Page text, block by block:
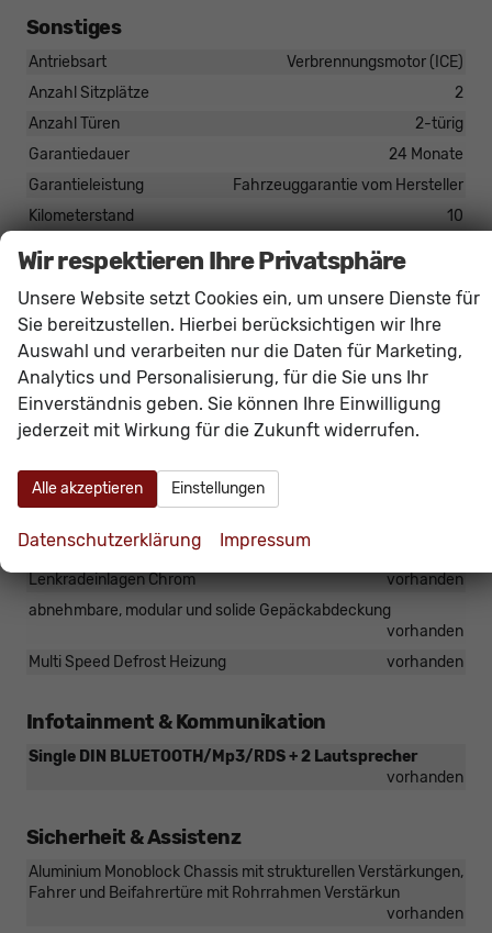
Sonstiges
Antriebsart
Verbrennungsmotor (ICE)
Anzahl Sitzplätze
2
Anzahl Türen
2-türig
Garantiedauer
24 Monate
Garantieleistung
Fahrzeuggarantie vom Hersteller
Kilometerstand
10
Kraftstoff: emissionsärmster
Kraftstoff: unterstützte
Rußpartikelfilter / SCR
vorhanden
Serienausstattungen
Innen
Handschuhfach geschlossen
Fahrer- und Beifahrer Sonnenblende
Lenkradeinlagen Chrom
vorhanden
abnehmbare, modular und solide Gepäckabdeckung
vorhanden
Multi Speed Defrost Heizung
vorhanden
Infotainment & Kommunikation
Single DIN BLUETOOTH/Mp3/RDS + 2 Lautsprecher
vorhanden
Sicherheit & Assistenz
Aluminium Monoblock Chassis mit strukturellen Verstärkungen,
Fahrer und Beifahrertüre mit Rohrrahmen Verstärkun
vorhanden
Wir respektieren Ihre Privatsphäre
Unsere Website setzt Cookies ein, um unsere Dienste für
Sie bereitzustellen. Hierbei berücksichtigen wir Ihre
Auswahl und verarbeiten nur die Daten für Marketing,
Analytics und Personalisierung, für die Sie uns Ihr
Einverständnis geben. Sie können Ihre Einwilligung
jederzeit mit Wirkung für die Zukunft widerrufen.
Alle akzeptieren Einstellungen
Datenschutzerklärung Impressum